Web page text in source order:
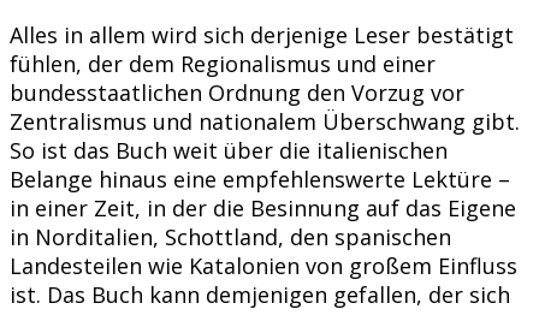
Alles in allem wird sich derjenige Leser bestätigt
fühlen, der dem Regionalismus und einer
bundesstaatlichen Ordnung den Vorzug vor
Zentralismus und nationalem Überschwang gibt.
So ist das Buch weit über die italienischen
Belange hinaus eine empfehlenswerte Lektüre –
in einer Zeit, in der die Besinnung auf das Eigene
in Norditalien, Schottland, den spanischen
Landesteilen wie Katalonien von großem Einfluss
ist. Das Buch kann demjenigen gefallen, der sich